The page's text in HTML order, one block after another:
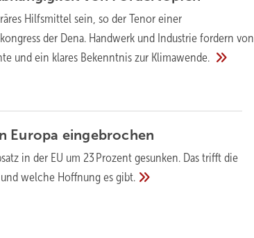
Hilfsmittel sein, so der Tenor einer
der Dena. Handwerk und Industrie fordern von
und ein klares Bekenntnis zur Klimawende.
Europa ein­gebrochen
in der EU um 23 Prozent ge­sun­ken. Das trifft die
und wel­che Hoff­nung esgibt.